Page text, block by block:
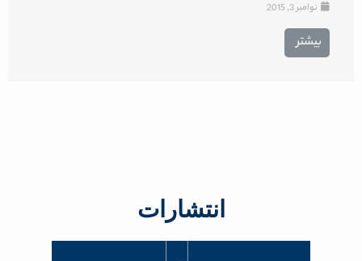
نوامبر 3, 2015
بیشتر
انتشارات